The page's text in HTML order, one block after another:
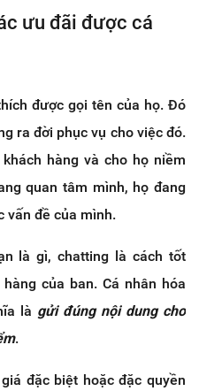
ưu đãi được cá
được gọi tên của họ. Đó
ra đời phục vụ cho việc đó.
hàng và cho họ niềm
quan tâm mình, họ đang
vấn đề của mình.
là gì, chatting là cách tốt
của ban. Cá nhân hóa
là gửi đúng nội dung cho
.
đặc biệt hoặc đặc quyền